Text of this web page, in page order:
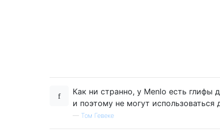
Как ни странно, у Menlo есть глифы
и поэтому не могут
— Том Гевеке